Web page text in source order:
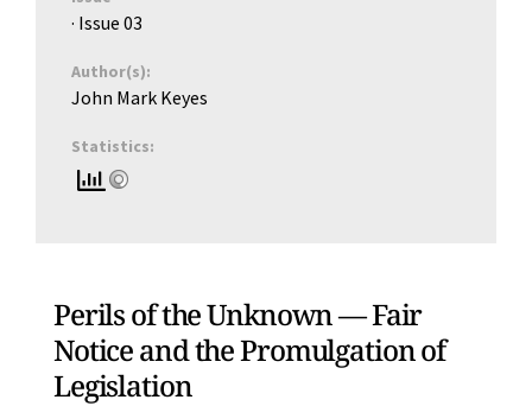
Perils of the Unknown — Fair
Notice and the Promulgation of
Legislation
· Issue 03
Author(s):
John Mark Keyes
Statistics: